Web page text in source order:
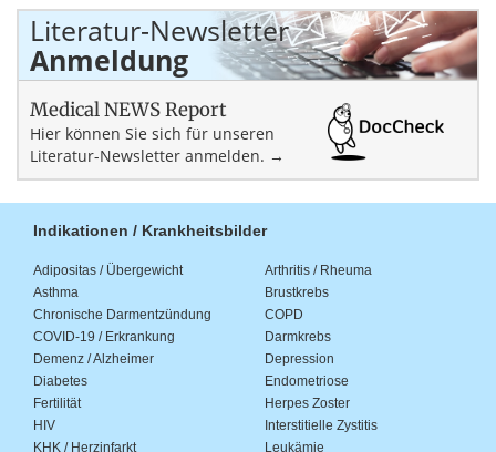
Literatur-Newsletter
Anmeldung
Medical NEWS Report
Hier können Sie sich für unseren
Literatur-Newsletter anmelden. →
Indikationen / Krankheitsbilder
Adipositas / Übergewicht
Arthritis / Rheuma
Asthma
Brustkrebs
Chronische Darmentzündung
COPD
COVID-19 / Erkrankung
Darmkrebs
Demenz / Alzheimer
Depression
Diabetes
Endometriose
Fertilität
Herpes Zoster
HIV
Interstitielle Zystitis
KHK / Herzinfarkt
Leukämie